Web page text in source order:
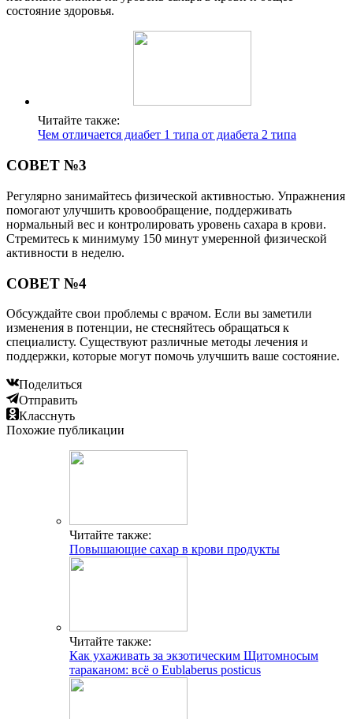
состояние здоровья.
Читайте также:
Чем отличается диабет 1 типа от диабета 2 типа
СОВЕТ №3
Регулярно занимайтесь физической активностью. Упражнения
помогают улучшить кровообращение, поддерживать
нормальный вес и контролировать уровень сахара в крови.
Стремитесь к минимуму 150 минут умеренной физической
активности в неделю.
СОВЕТ №4
Обсуждайте свои проблемы с врачом. Если вы заметили
изменения в потенции, не стесняйтесь обращаться к
специалисту. Существуют различные методы лечения и
поддержки, которые могут помочь улучшить ваше состояние.
Поделиться
Отправить
Класснуть
Похожие публикации
Читайте также:
Повышающие сахар в крови продукты
Читайте также:
Как ухаживать за экзотическим Щитомносым
тараканом: всё о Eublaberus posticus